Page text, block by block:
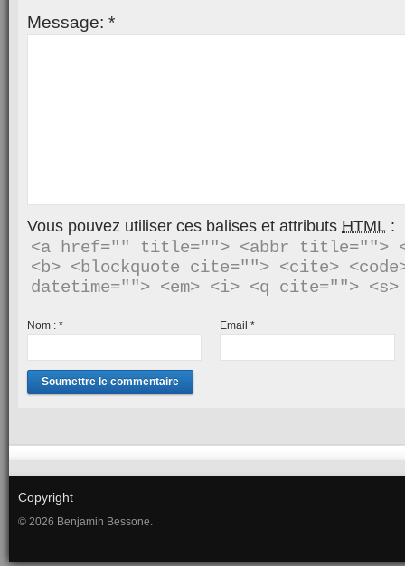
Message: *
Vous pouvez utiliser ces balises et attributs HTML :
<a href="" title=""> <abbr title="">
<b> <blockquote cite=""> <cite>
Nom : * Email*
Copyright
© 2026 Benjamin Bessone.